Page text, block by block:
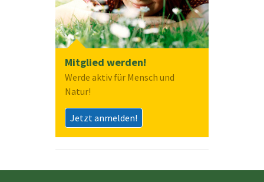
Mitglied werden!
Werde aktiv für Mensch und
Natur!
Jetzt anmelden!